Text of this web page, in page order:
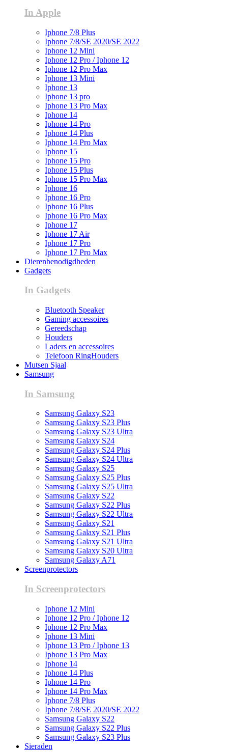
In Apple
Iphone 7/8 Plus
Iphone 7/8/SE 2020/SE 2022
Iphone 12 Mini
Iphone 12 Pro / Iphone 12
Iphone 12 Pro Max
Iphone 13 Mini
Iphone 13
Iphone 13 pro
Iphone 13 Pro Max
Iphone 14
Iphone 14 Pro
Iphone 14 Plus
Iphone 14 Pro Max
Iphone 15
Iphone 15 Pro
Iphone 15 Plus
Iphone 15 Pro Max
Iphone 16
Iphone 16 Pro
Iphone 16 Plus
Iphone 16 Pro Max
Iphone 17
Iphone 17 Air
Iphone 17 Pro
Iphone 17 Pro Max
Dierenbenodigdheden
Gadgets
In Gadgets
Bluetooth Speaker
Gaming accessoires
Gereedschap
Houders
Laders en accessoires
Telefoon RingHouders
Mutsen Sjaal
Samsung
In Samsung
Samsung Galaxy S23
Samsung Galaxy S23 Plus
Samsung Galaxy S23 Ultra
Samsung Galaxy S24
Samsung Galaxy S24 Plus
Samsung Galaxy S24 Ultra
Samsung Galaxy S25
Samsung Galaxy S25 Plus
Samsung Galaxy S25 Ultra
Samsung Galaxy S22
Samsung Galaxy S22 Plus
Samsung Galaxy S22 Ultra
Samsung Galaxy S21
Samsung Galaxy S21 Plus
Samsung Galaxy S21 Ultra
Samsung Galaxy S20 Ultra
Samsung Galaxy A71
Screenprotectors
In Screenprotectors
Iphone 12 Mini
Iphone 12 Pro / Iphone 12
Iphone 12 Pro Max
Iphone 13 Mini
Iphone 13 Pro / Iphone 13
Iphone 13 Pro Max
Iphone 14
Iphone 14 Plus
Iphone 14 Pro
Iphone 14 Pro Max
Iphone 7/8 Plus
Iphone 7/8/SE 2020/SE 2022
Samsung Galaxy S22
Samsung Galaxy S22 Plus
Samsung Galaxy S23 Plus
Sieraden